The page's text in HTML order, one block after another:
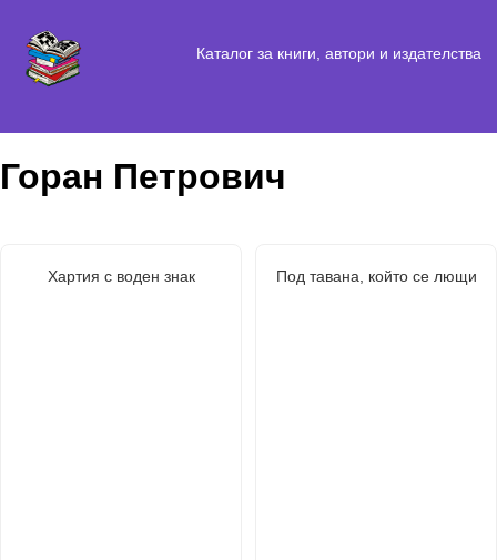
Каталог за книги, автори и издателства
Горан Петрович
Хартия с воден знак Под тавана, който се лющи